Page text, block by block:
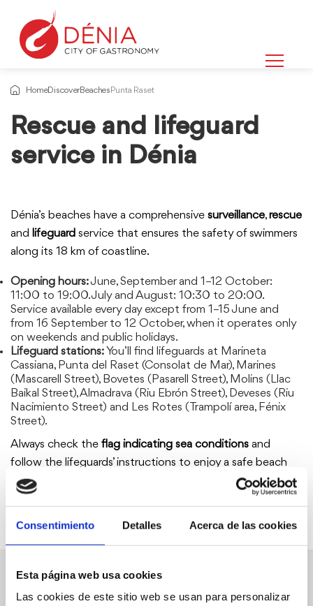
Consentimiento Detalles Acerca de las cookies
Esta página web usa cookies
Las cookies de este sitio web se usan para personalizar
HomeDiscoverBeaches Punta Raset
Rescue and lifeguard
service in Dénia
Dénia’s beaches have a comprehensive surveillance,rescue
and lifeguard service that ensures the safety of swimmers
along its 18 km of coastline.
Opening hours:June, September and 1–12 October:
11:00 to 19:00. July and August: 10:30 to 20:00.
Service available every day except from 1–15 June and
from 16 September to 12 October, when it operates only
on weekends and public holidays.
Lifeguard stations: You’ll find lifeguards at Marineta
Cassiana, Punta del Raset (Consolat de Mar), Marines
(Mascarell Street), Bovetes (Pasarell Street), Molins (Llac
Baikal Street), Almadrava (Riu Ebrón Street), Deveses (Riu
Nacimiento Street) and Les Rotes (Trampolí area, Fénix
Street).
Always check the flag indicating sea conditions and
follow the lifeguards’ instructions to enjoy a safe beach
experience.
Other services